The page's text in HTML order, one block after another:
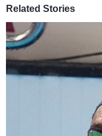
Related Stories